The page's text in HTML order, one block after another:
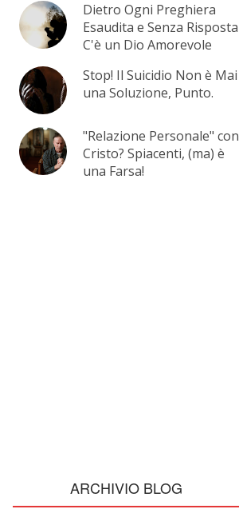
Dietro Ogni Preghiera
Esaudita e Senza Risposta
C'è un Dio Amorevole
Stop! Il Suicidio Non è Mai
una Soluzione, Punto.
"Relazione Personale" con
Cristo? Spiacenti, (ma) è
una Farsa!
ARCHIVIO BLOG